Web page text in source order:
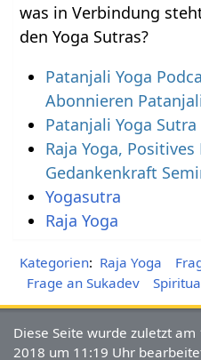
was in Verbindung
den Yoga Sutras?
Patanjali Yoga
Abonnieren
Patanjali Yoga
Raja Yoga,
Gedankenkraft
Yogasutra
Raja Yoga
Kategorien: Raja Yoga
Frage an Sukadev
Diese Seite wurde zuletzt
2018 um 11:19 Uhr